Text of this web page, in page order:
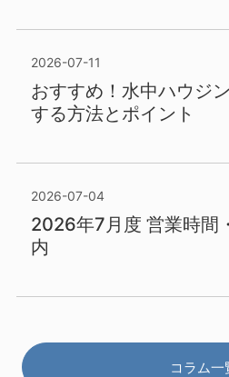
2026-07-11
おすすめ！水中ハウジ
する方法とポイント
2026-07-04
2026年7月度 営業時間
内
コラム一